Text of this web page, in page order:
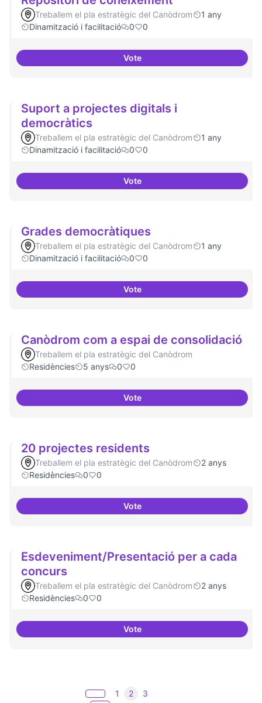
Treballem el pla estratègic del Canòdrom
1 any
Dinamització i facilitació
0 0
VoteRepositori de coneixement
Suport a projectes digitals i
democràtics
Treballem el pla estratègic del Canòdrom
1 any
Dinamització i facilitació
0 0
VoteSuport a projectes digitals i
Grades democràtiques
Treballem el pla estratègic del Canòdrom
1 any
Dinamització i facilitació
0 0
VoteGrades democràtiques
Canòdrom com a espai de consolidació
Treballem el pla estratègic del Canòdrom
Residències
5 anys 0 0
VoteCanòdrom com a espai de
20 projectes residents
Treballem el pla estratègic del Canòdrom
2 anys
Residències
0 0
Vote20 projectes residents
Esdeveniment/Presentació per a cada
concurs
Treballem el pla estratègic del Canòdrom
2 anys
Residències
0 0
VoteEsdeveniment/Presentació per
1 2 3